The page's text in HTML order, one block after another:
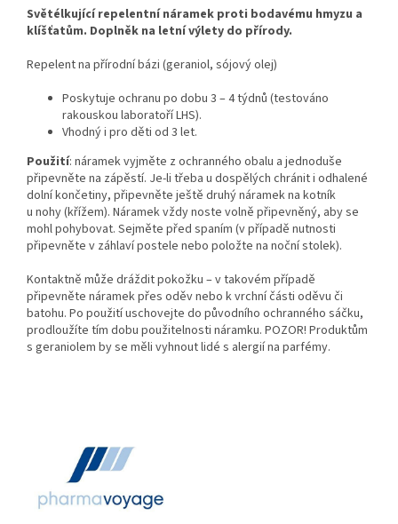
Světélkující repelentní náramek proti bodavému hmyzu a
klíšťatům. Doplněk na letní výlety do přírody.
Repelent na přírodní bázi (geraniol, sójový olej)
Poskytuje ochranu po dobu 3 – 4 týdnů (testováno
rakouskou laboratoří LHS).
Vhodný i pro děti od 3 let.
Použití: náramek vyjměte z ochranného obalu a jednoduše
připevněte na zápěstí. Je-li třeba u dospělých chránit i odhalené
dolní končetiny, připevněte ještě druhý náramek na kotník
u nohy (křížem). Náramek vždy noste volně připevněný, aby se
mohl pohybovat. Sejměte před spaním (v případě nutnosti
připevněte v záhlaví postele nebo položte na noční stolek).
Kontaktně může dráždit pokožku – v takovém případě
připevněte náramek přes oděv nebo k vrchní části oděvu či
batohu. Po použití uschovejte do původního ochranného sáčku,
prodloužíte tím dobu použitelnosti náramku. POZOR! Produktům
s geraniolem by se měli vyhnout lidé s alergií na parfémy.